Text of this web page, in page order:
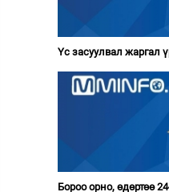
Үс засуулвал жаргал
Бороо орно, өдөртөө